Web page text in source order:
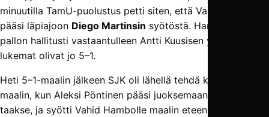
minuutilla TamU-puolustus petti siten, että Vahid Hambo
pääsi läpiajoon Diego Martinsin syötöstä. Hambo nosti
pallon hallitusti vastaantulleen Antti Kuusisen ylitse, ja näin
lukemat olivat jo 5–1.
Heti 5–1-maalin jälkeen SJK oli lähellä tehdä kuudennekin
maalin, kun Aleksi Pöntinen pääsi juoksemaan linjan
taakse, ja syötti Vahid Hambolle maalin eteen. Tämä ei